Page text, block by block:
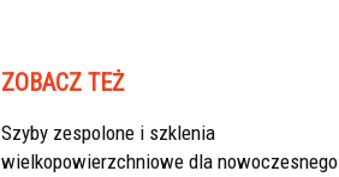
ZOBACZ TEŻ
Szyby zespolone i szklenia
wielkopowierzchniowe dla nowoczesnego